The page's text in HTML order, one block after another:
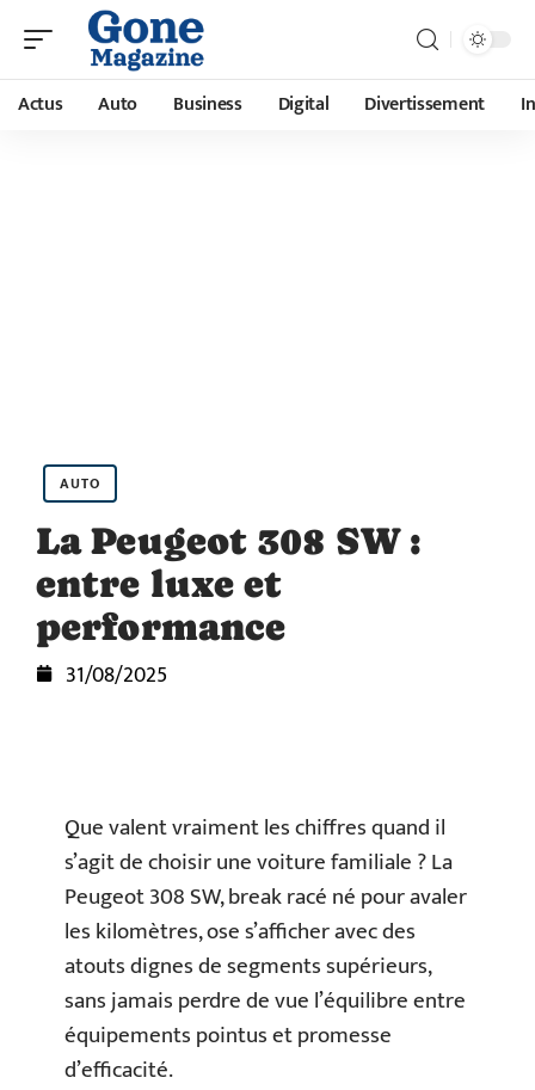
Actus Auto Business Digital Divertissement
AUTO
La Peugeot 308 SW :
entre luxe et
performance
31/08/2025
Que valent vraiment les chiffres quand il
s’agit de choisir une voiture familiale ? La
Peugeot 308 SW, break racé né pour avaler
les kilomètres, ose s’afficher avec des
atouts dignes de segments supérieurs,
sans jamais perdre de vue l’équilibre entre
équipements pointus et promesse
d’efficacité.